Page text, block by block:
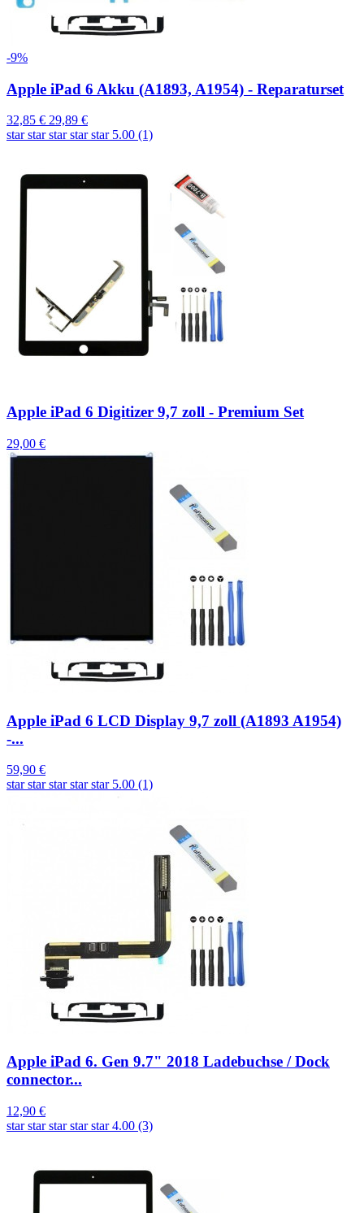
-9%
Apple iPad 6 Akku (A1893, A1954) - Reparaturset
32,85 € 29,89 €
star star star star star 5.00 (1)
Apple iPad 6 Digitizer 9,7 zoll - Premium Set
29,00 €
Apple iPad 6 LCD Display 9,7 zoll (A1893 A1954)
-...
59,90 €
star star star star star 5.00 (1)
Apple iPad 6. Gen 9.7" 2018 Ladebuchse / Dock
connector...
12,90 €
star star star star star 4.00 (3)